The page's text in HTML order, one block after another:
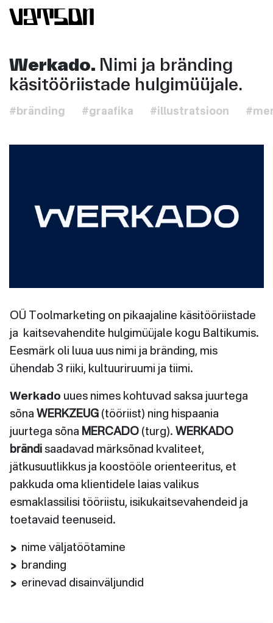
Werkado. Nimi ja bränding
käsitööriistade hulgimüüjale.
#bränding #graafika #illustratsioon
OÜ Toolmarketing on pikaajaline käsitööriistade
ja kaitsevahendite hulgimüüjale kogu Baltikumis.
Eesmärk oli luua uus nimi ja bränding, mis
ühendab 3 riiki, kultuuriruumi ja tiimi.
Werkado uues nimes kohtuvad saksa juurtega
sõna WERKZEUG (tööriist) ning hispaania
juurtega sõna MERCADO (turg). WERKADO
brändi saadavad märksõnad kvaliteet,
jätkusuutlikkus ja koostööle orienteeritus, et
pakkuda oma klientidele laias valikus
esmaklassilisi tööriistu, isikukaitsevahendeid ja
toetavaid teenuseid.
nime väljatöötamine
branding
erinevad disainväljundid